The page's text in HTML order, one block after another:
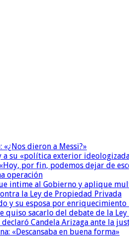
dieron a Messi?»
su «política exterior
por fin, podemos dejar de
operación
intime al Gobierno y aplique
la Ley de Propiedad Privada
y su esposa por
quiso sacarlo del debate de la
Candela Arizaga ante la
«Descansaba en buena forma»